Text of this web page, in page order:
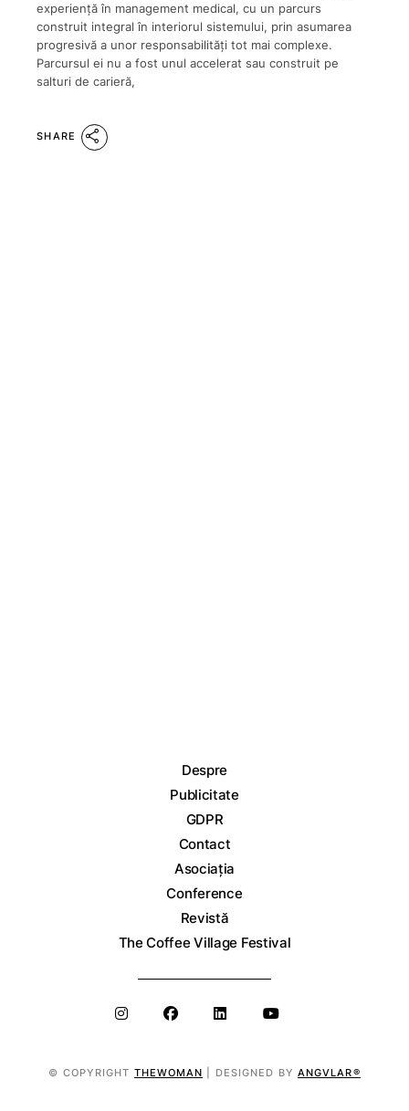
experiență în management medical, cu un parcurs
construit integral în interiorul sistemului, prin asumarea
progresivă a unor responsabilități tot mai complexe.
Parcursul ei nu a fost unul accelerat sau construit pe
salturi de carieră,
SHARE
Despre
Publicitate
GDPR
Contact
Asociația
Conference
Revistă
The Coffee Village Festival
© COPYRIGHT THEWOMAN | DESIGNED BY ANGVLAR®